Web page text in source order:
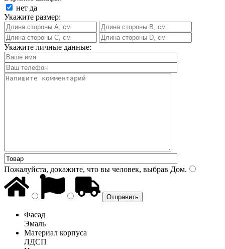
нет да
Укажите размер:
Укажите личные данные:
Пожалуйста, докажите, что вы человек, выбрав Дом.
Фасад
Эмаль
Материал корпуса
ЛДСП